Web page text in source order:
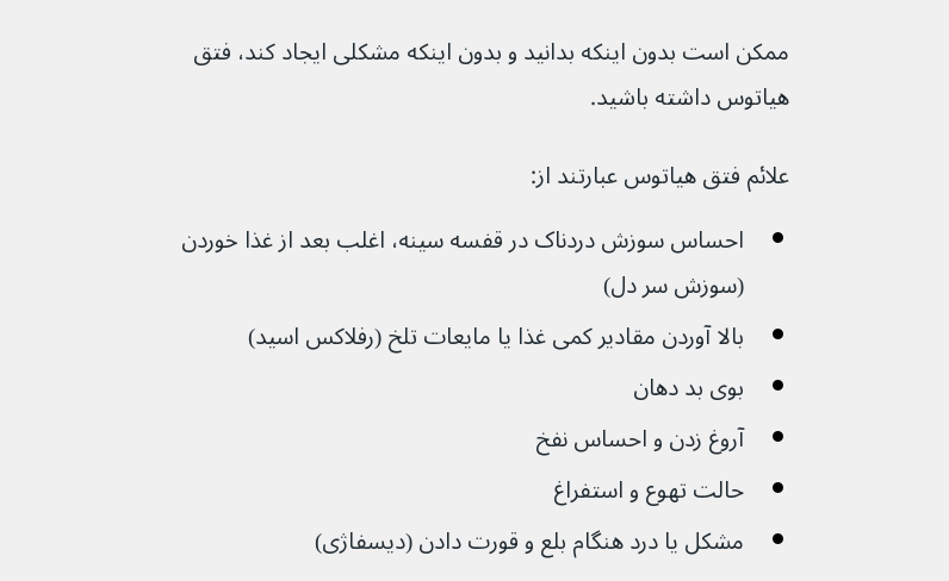
ممکن است بدون اینکه بدانید و بدون اینکه مشکلی ایجاد کند، فتق
هیاتوس داشته باشید.
علائم فتق هیاتوس عبارتند از:
احساس سوزش دردناک در قفسه سینه، اغلب بعد از غذا خوردن
(سوزش سر دل)
بالا آوردن مقادیر کمی غذا یا مایعات تلخ (رفلاکس اسید)
بوی بد دهان
آروغ زدن و احساس نفخ
حالت تهوع و استفراغ
مشکل یا درد هنگام بلع و قورت دادن (دیسفاژی)